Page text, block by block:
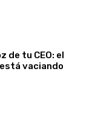
de tu CEO: el
vaciando